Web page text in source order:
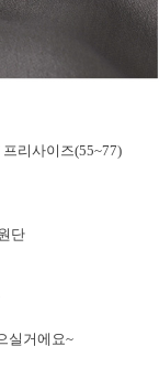
프리사이즈(55~77)
단
실거에요~